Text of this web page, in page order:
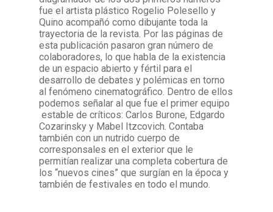
fue el artista plástico Rogelio Polesello y
Quino acompañó como dibujante toda la
trayectoria de la revista. Por las páginas de
esta publicación pasaron gran número de
colaboradores, lo que habla de la existencia
de un espacio abierto y fértil para el
desarrollo de debates y polémicas en torno
al fenómeno cinematográfico. Dentro de ellos
podemos señalar al que fue el primer equipo
estable de críticos: Carlos Burone, Edgardo
Cozarinsky y Mabel Itzcovich. Contaba
también con un nutrido cuerpo de
corresponsales en el exterior que le
permitían realizar una completa cobertura de
los “nuevos cines” que surgían en la época y
también de festivales en todo el mundo.